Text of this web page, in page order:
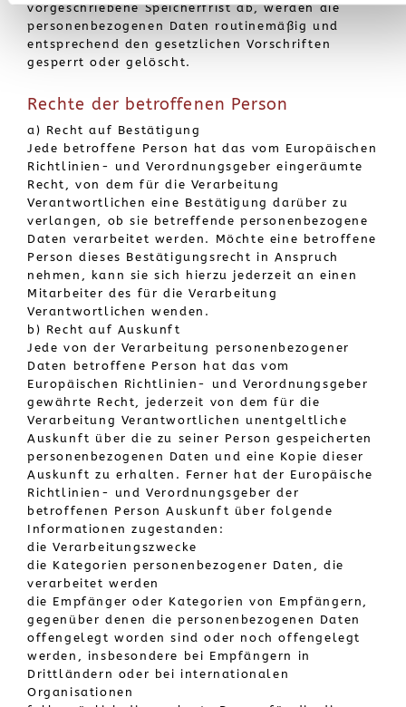
vorgeschriebene Speicherfrist ab, werden die
personenbezogenen Daten routinemäßig und
entsprechend den gesetzlichen Vorschriften
gesperrt oder gelöscht.
Rechte der betroffenen Person
a) Recht auf Bestätigung
Jede betroffene Person hat das vom Europäischen
Richtlinien- und Verordnungsgeber eingeräumte
Recht, von dem für die Verarbeitung
Verantwortlichen eine Bestätigung darüber zu
verlangen, ob sie betreffende personenbezogene
Daten verarbeitet werden. Möchte eine betroffene
Person dieses Bestätigungsrecht in Anspruch
nehmen, kann sie sich hierzu jederzeit an einen
Mitarbeiter des für die Verarbeitung
Verantwortlichen wenden.
b) Recht auf Auskunft
Jede von der Verarbeitung personenbezogener
Daten betroffene Person hat das vom
Europäischen Richtlinien- und Verordnungsgeber
gewährte Recht, jederzeit von dem für die
Verarbeitung Verantwortlichen unentgeltliche
Auskunft über die zu seiner Person gespeicherten
personenbezogenen Daten und eine Kopie dieser
Auskunft zu erhalten. Ferner hat der Europäische
Richtlinien- und Verordnungsgeber der
betroffenen Person Auskunft über folgende
Informationen zugestanden:
die Verarbeitungszwecke
die Kategorien personenbezogener Daten, die
verarbeitet werden
die Empfänger oder Kategorien von Empfängern,
gegenüber denen die personenbezogenen Daten
offengelegt worden sind oder noch offengelegt
werden, insbesondere bei Empfängern in
Drittländern oder bei internationalen
Organisationen